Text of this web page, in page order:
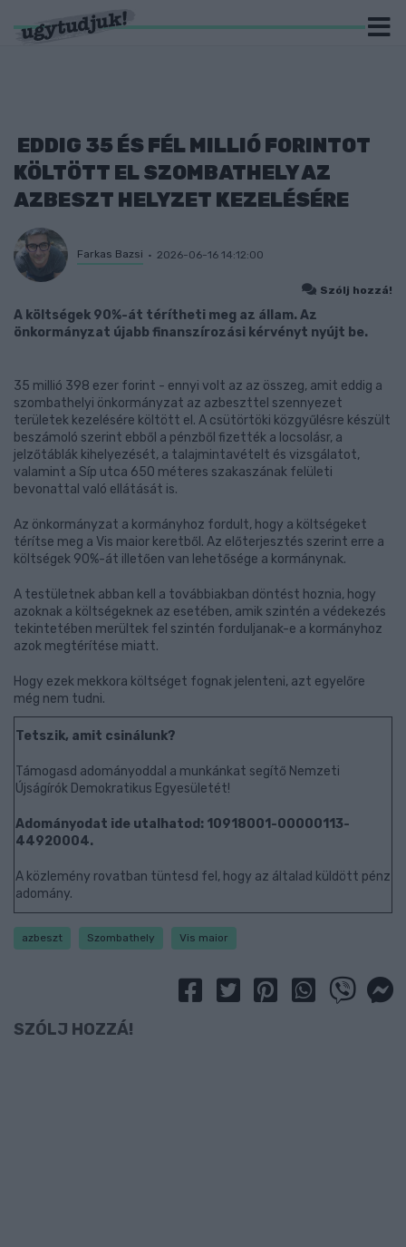
EDDIG 35 ÉS FÉL MILLIÓ FORINTOT
KÖLTÖTT EL SZOMBATHELY AZ
AZBESZT HELYZET KEZELÉSÉRE
Farkas Bazsi 2026-06-16 14:12:00
Szólj hozzá!
A költségek 90%-át térítheti meg az állam. Az
önkormányzat újabb finanszírozási kérvényt nyújt be.
35 millió 398 ezer forint - ennyi volt az az összeg, amit eddig a
szombathelyi önkormányzat az azbeszttel szennyezet
területek kezelésére költött el. A csütörtöki közgyűlésre készült
beszámoló szerint ebből a pénzből fizették a locsolásr, a
jelzőtáblák kihelyezését, a talajmintavételt és vizsgálatot,
valamint a Síp utca 650 méteres szakaszának felületi
bevonattal való ellátását is.
Az önkormányzat a kormányhoz fordult, hogy a költségeket
térítse meg a Vis maior keretből. Az előterjesztés szerint erre a
költségek 90%-át illetően van lehetősége a kormánynak.
A testületnek abban kell a továbbiakban döntést hoznia, hogy
azoknak a költségeknek az esetében, amik szintén a védekezés
tekintetében merültek fel szintén forduljanak-e a kormányhoz
azok megtérítése miatt.
Hogy ezek mekkora költséget fognak jelenteni, azt egyelőre
még nem tudni.
Tetszik, amit csinálunk?
Támogasd adományoddal a munkánkat segítő Nemzeti
Újságírók Demokratikus Egyesületét!
Adományodat ide utalhatod: 10918001-00000113-
44920004.
A közlemény rovatban tüntesd fel, hogy az általad küldött pénz
adomány.
azbeszt Szombathely Vis maior
SZÓLJ HOZZÁ!